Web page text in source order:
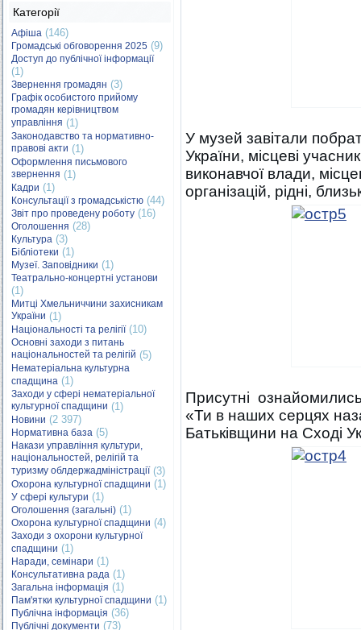
Категорії
Афіша (146)
Громадські обговорення 2025 (9)
Доступ до публічної інформації
(1)
Звернення громадян (3)
Графік особистого прийому
громадян керівництвом
управління (1)
Законодавство та нормативно-
правові акти (1)
Оформлення письмового
звернення (1)
Кадри (1)
Консультації з громадськістю (44)
Звіт про проведену роботу (16)
Оголошення (28)
Культура (3)
Бібліотеки (1)
Музеї. Заповідники (1)
Театрально-концертні установи
(1)
Митці Хмельниччини захисникам
України (1)
Національності та релігії(10)
Основні заходи з питань
національностей та релігій (5)
Нематеріальна культурна
спадщина (1)
Заходи у сфері нематеріальної
культурної спадщини (1)
Новини (2 397)
Нормативна база (5)
Накази управління культури,
національностей, релігій та
туризму облдержадміністрації(3)
Охорона культурної спадщини (1)
У сфері культури (1)
Оголошення (загальні) (1)
Охорона культурної спадщини (4)
Заходи з охорони культурної
спадщини (1)
Наради, семінари (1)
Консультативна рада (1)
Загальна інформація (1)
Пам'ятки культурної спадщини (1)
Публічна інформація (36)
Публічні документи (73)
У музей завітали
України, місцеві
виконавчої влади,
організацій, рідні,
Присутні ознайомились
«Ти в наших серцях
Батьківщини на Сході